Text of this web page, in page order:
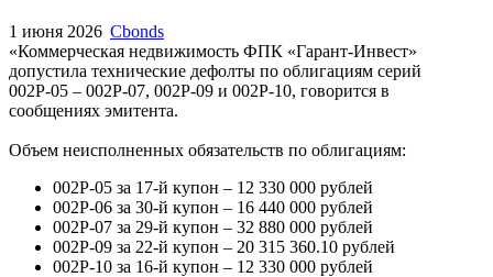
1 июня 2026 Cbonds
«Коммерческая недвижимость ФПК «Гарант-Инвест»
допустила технические дефолты по облигациям серий
002Р-05 – 002Р-07, 002Р-09 и 002Р-10, говорится в
сообщениях эмитента.
Объем неисполненных обязательств по облигациям:
002Р-05 за 17-й купон – 12 330 000 рублей
002Р-06 за 30-й купон – 16 440 000 рублей
002Р-07 за 29-й купон – 32 880 000 рублей
002Р-09 за 22-й купон – 20 315 360.10 рублей
002Р-10 за 16-й купон – 12 330 000 рублей